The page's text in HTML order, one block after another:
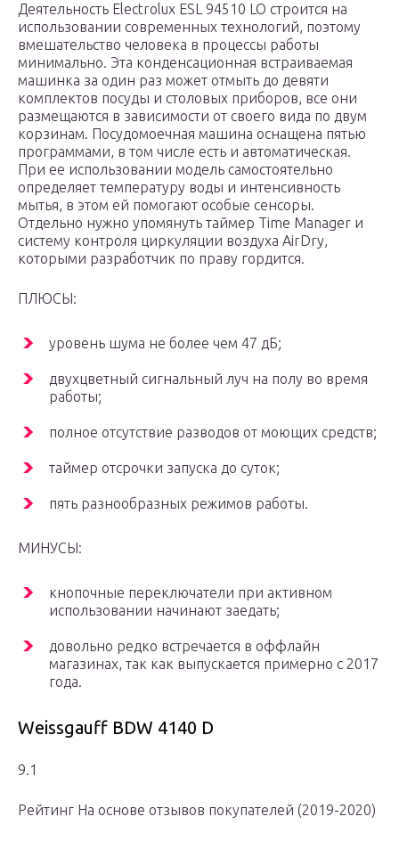
Деятельность Electrolux ESL 94510 LO строится на
использовании современных технологий, поэтому
вмешательство человека в процессы работы
минимально. Эта конденсационная встраиваемая
машинка за один раз может отмыть до девяти
комплектов посуды и столовых приборов, все они
размещаются в зависимости от своего вида по двум
корзинам. Посудомоечная машина оснащена пятью
программами, в том числе есть и автоматическая.
При ее использовании модель самостоятельно
определяет температуру воды и интенсивность
мытья, в этом ей помогают особые сенсоры.
Отдельно нужно упомянуть таймер Time Manager и
систему контроля циркуляции воздуха AirDry,
которыми разработчик по праву гордится.
ПЛЮСЫ:
уровень шума не более чем 47 дБ;
двухцветный сигнальный луч на полу во время
работы;
полное отсутствие разводов от моющих средств;
таймер отсрочки запуска до суток;
пять разнообразных режимов работы.
МИНУСЫ:
кнопочные переключатели при активном
использовании начинают заедать;
довольно редко встречается в оффлайн
магазинах, так как выпускается примерно с 2017
года.
Weissgauff BDW 4140 D
9.1
Рейтинг На основе отзывов покупателей (2019-2020)